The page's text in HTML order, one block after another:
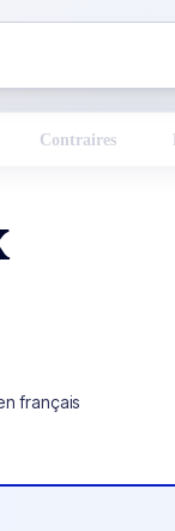
Contraires
français